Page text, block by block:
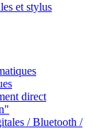
et stylus
direct
/ Bluetooth /